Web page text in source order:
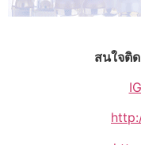
สนใจติ